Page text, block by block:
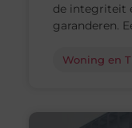
de integriteit
garanderen.
Woning en